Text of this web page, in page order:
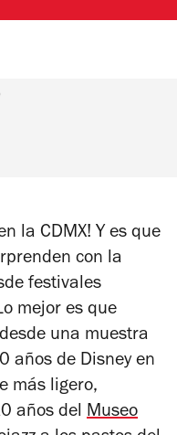
la CDMX! Y es que
con la
festivales
mejor es que
una muestra
años de Disney en
más ligero,
años del Museo